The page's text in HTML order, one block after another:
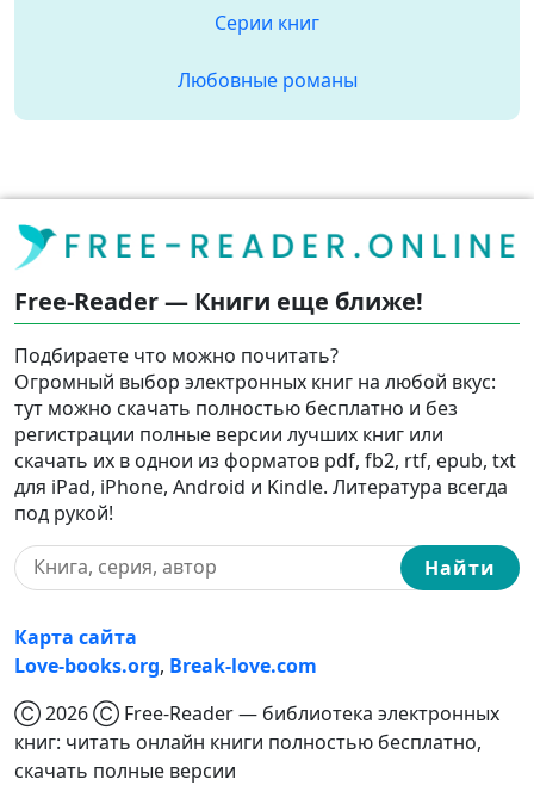
Серии книг
Любовные романы
Free-Reader — Книги еще ближе!
Подбираете что можно почитать?
Огромный выбор электронных книг на любой вкус:
тут можно скачать полностью бесплатно и без
регистрации полные версии лучших книг или
скачать их в однои из форматов pdf, fb2, rtf, epub, txt
для iPad, iPhone, Android и Kindle. Литература всегда
под рукой!
Найти
Карта сайта
Love-books.org, Break-love.com
Ⓒ 2026 Ⓒ Free-Reader — библиотека электронных
книг: читать онлайн книги полностью бесплатно,
скачать полные версии